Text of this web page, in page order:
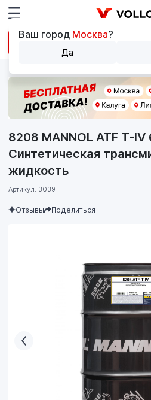
8208 MANNOL ATF T-IV
Синтетическая
жидкость
Артикул: 3039
Отзывы Поделиться
Ваш город Москва?
Да